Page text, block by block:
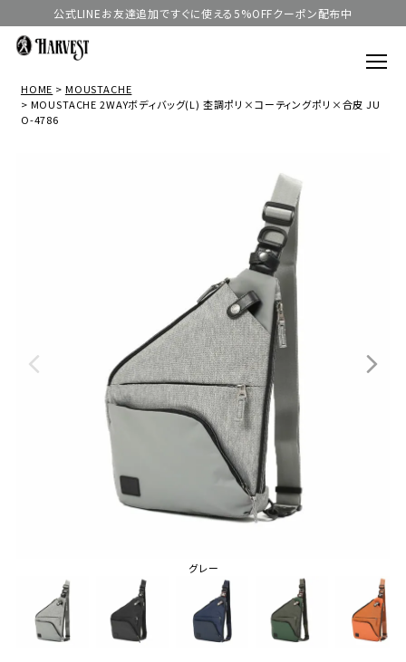
公式LINEお友達追加ですぐに使える5%OFFクーポン配布中
HOME
MOUSTACHE
MOUSTACHE 2WAYボディバッグ(L) 杢調ポリ×コーティングポリ×合皮 JU
O-4786
グレー